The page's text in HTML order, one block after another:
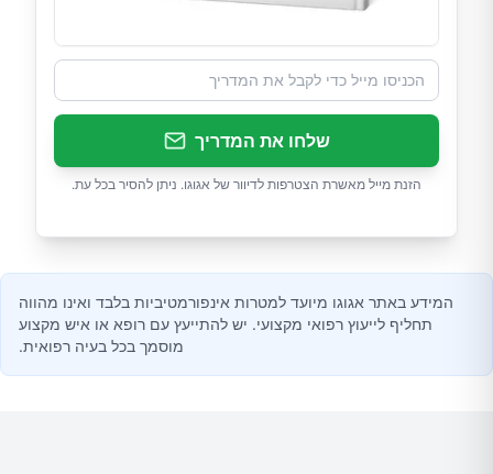
שלחו את המדריך
הזנת מייל מאשרת הצטרפות לדיוור של אגוגו. ניתן להסיר בכל עת.
המידע באתר אגוגו מיועד למטרות אינפורמטיביות בלבד ואינו מהווה
תחליף לייעוץ רפואי מקצועי. יש להתייעץ עם רופא או איש מקצוע
מוסמך בכל בעיה רפואית.